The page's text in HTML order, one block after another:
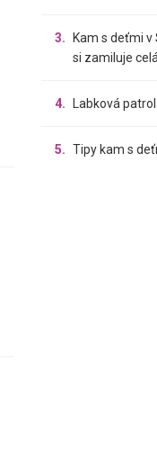
3.
Kam s deťmi
si zamiluje
4. Labková
5. Tipy kam s